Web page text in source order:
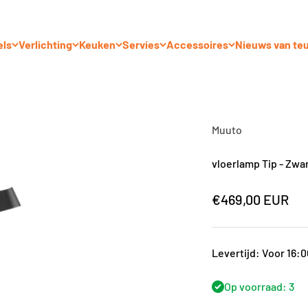
Verlichting Keuken Servies Accessoires Nieuws van
Muuto
vloerlamp Tip -
Aanbiedingsprijs
€469,00 EUR
Levertijd: Voor
Op voorraad: 3